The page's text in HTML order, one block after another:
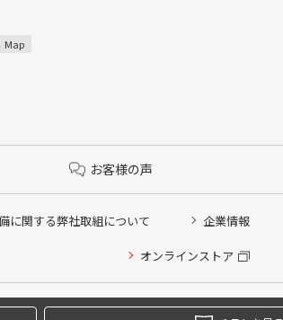
Map
お客様の声
に関する弊社取組について 企業情報
オンラインストア